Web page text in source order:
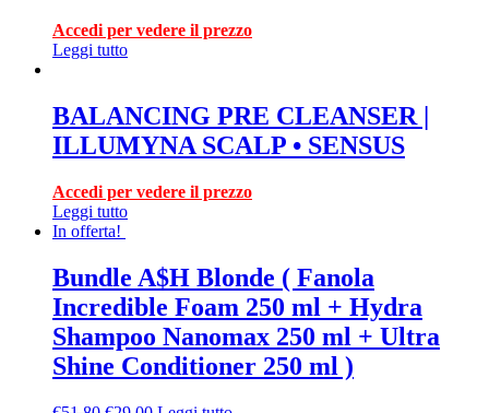
Accedi per vedere il prezzo
Leggi tutto
BALANCING PRE CLEANSER |
ILLUMYNA SCALP • SENSUS
Accedi per vedere il prezzo
Leggi tutto
In offerta!
Bundle A$H Blonde ( Fanola
Incredible Foam 250 ml + Hydra
Shampoo Nanomax 250 ml + Ultra
Shine Conditioner 250 ml )